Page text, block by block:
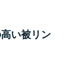
い被リン